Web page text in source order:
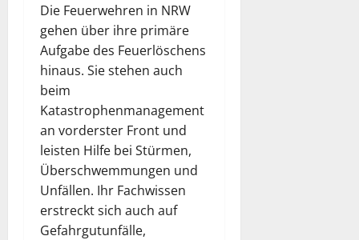
Die Feuerwehren in NRW
gehen über ihre primäre
Aufgabe des Feuerlöschens
hinaus. Sie stehen auch
beim
Katastrophenmanagement
an vorderster Front und
leisten Hilfe bei Stürmen,
Überschwemmungen und
Unfällen. Ihr Fachwissen
erstreckt sich auch auf
Gefahrgutunfälle,